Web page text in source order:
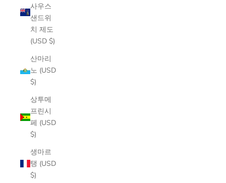
사우스
샌드위
치 제도
(USD $)
산마리
노 (USD
$)
상투메
프린시
페 (USD
$)
생마르
탱 (USD
$)